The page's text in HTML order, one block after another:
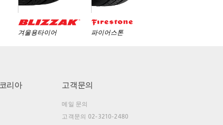
겨울용타이어 파이어스톤
리아 고객문의
메일 문의
고객문의 02-3210-2480